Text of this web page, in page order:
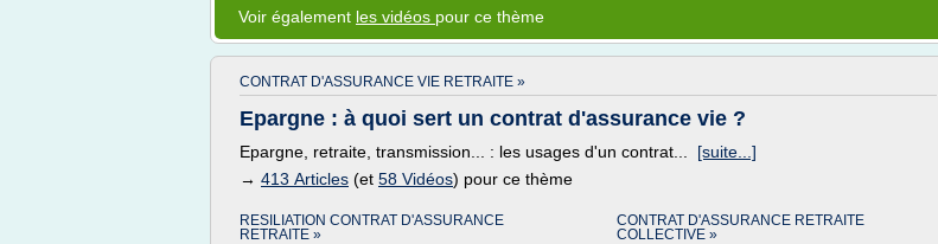
Voir également les vidéos pour ce thème
CONTRAT D'ASSURANCE VIE RETRAITE »
Epargne : à quoi sert un contrat d'assurance vie ?
Epargne, retraite, transmission... : les usages d'un contrat... [suite...]
→ 413 Articles (et 58 Vidéos) pour ce thème
RESILIATION CONTRAT D'ASSURANCE
RETRAITE »
CONTRAT D'ASSURANCE RETRAITE
COLLECTIVE »